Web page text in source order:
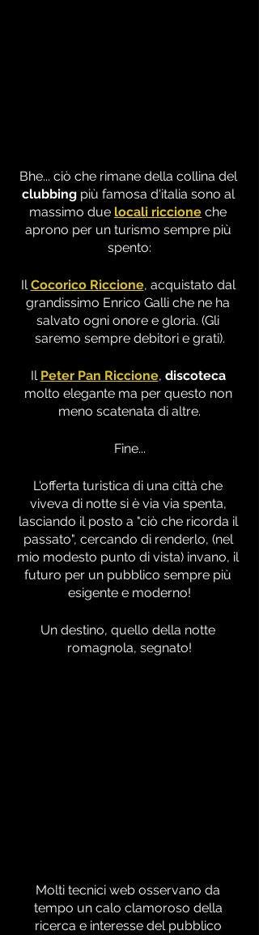
Bhe... ciò che rimane della collina del
clubbing più famosa d'italia sono al
massimo due locali riccione che
aprono per un turismo sempre più
spento:
Il Cocorico Riccione, acquistato dal
grandissimo Enrico Galli che ne ha
salvato ogni onore e gloria. (Gli
saremo sempre debitori e grati).
Il Peter Pan Riccione, discoteca
molto elegante ma per questo non
meno scatenata di altre.
Fine...
L'offerta turistica di una città che
viveva di notte si è via via spenta,
lasciando il posto a "ciò che ricorda il
passato", cercando di renderlo, (nel
mio modesto punto di vista) invano, il
futuro per un pubblico sempre più
esigente e moderno!
Un destino, quello della notte
romagnola, segnato!
Molti tecnici web osservano da
tempo un calo clamoroso della
ricerca e interesse del pubblico